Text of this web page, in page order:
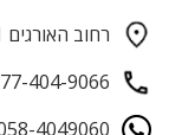
רחוב האורגים 21 , אזור תעשייה חולון
404-9066
4049060